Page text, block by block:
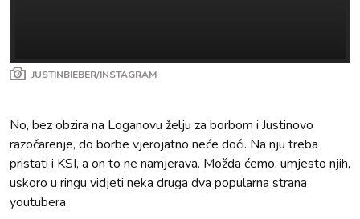
JUSTINBIEBER/INSTAGRAM
No, bez obzira na Loganovu želju za borbom i Justinovo
razočarenje, do borbe vjerojatno neće doći. Na nju treba
pristati i KSI, a on to ne namjerava. Možda ćemo, umjesto njih,
uskoro u ringu vidjeti neka druga dva popularna strana
youtubera.